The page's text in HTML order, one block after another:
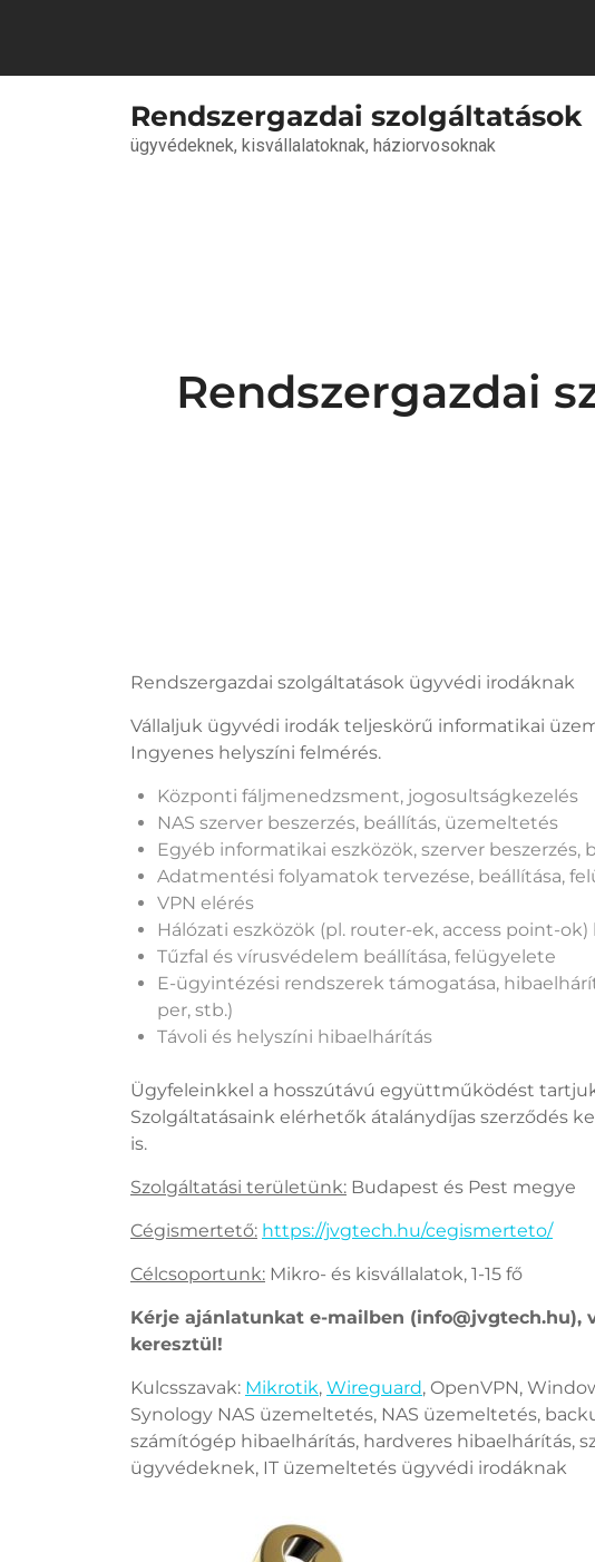
Rendszergazdai szolgáltatások
ügyvédeknek, kisvállalatoknak, háziorvosoknak
Rendszergazdai
Rendszergazdai szolgáltatások ügyvédi irodáknak
Vállaljuk ügyvédi irodák teljeskörű informatikai
Ingyenes helyszíni felmérés.
Központi fáljmenedzsment, jogosultságkezelés
NAS szerver beszerzés, beállítás, üzemeltetés
Egyéb informatikai eszközök, szerver
Adatmentési folyamatok tervezése, beállítása,
VPN elérés
Hálózati eszközök (pl. router-ek, access point-ok)
Tűzfal és vírusvédelem beállítása, felügyelete
E-ügyintézési rendszerek támogatása,
per, stb.)
Távoli és helyszíni hibaelhárítás
Ügyfeleinkkel a hosszútávú együttműködést
Szolgáltatásaink elérhetők átalánydíjas szerződés
is.
Szolgáltatási területünk: Budapest és Pest megye
Cégismertető: https://jvgtech.hu/cegismerteto/
Célcsoportunk: Mikro- és kisvállalatok, 1-15 fő
Kérje ajánlatunkat e-mailben (info@jvgtech.hu),
keresztül!
Kulcsszavak: Mikrotik, Wireguard, OpenVPN,
Synology NAS üzemeltetés, NAS üzemeltetés,
számítógép hibaelhárítás, hardveres hibaelhárítás,
ügyvédeknek, IT üzemeltetés ügyvédi irodáknak